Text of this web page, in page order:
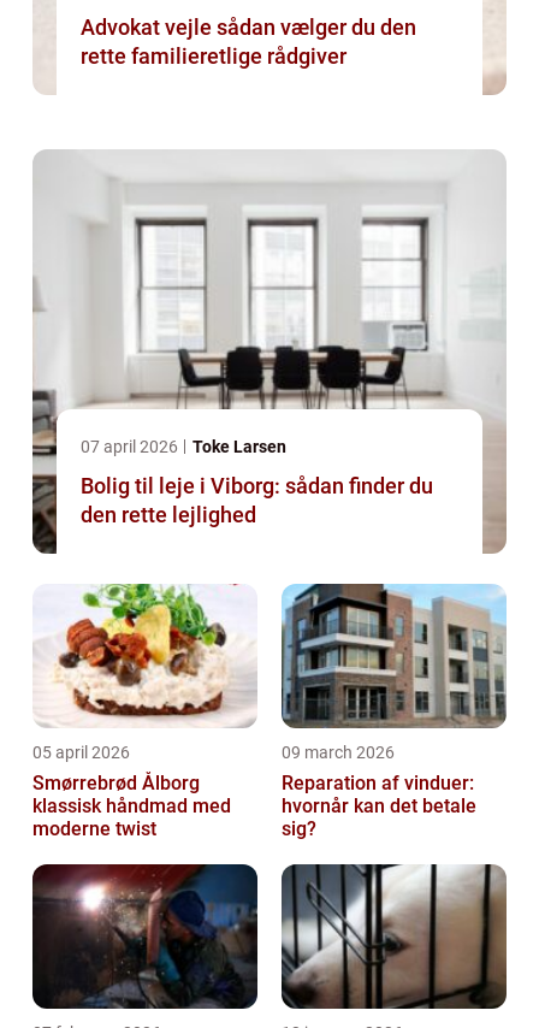
Advokat vejle sådan vælger du den
rette familieretlige rådgiver
07 april 2026 Toke Larsen
Bolig til leje i Viborg: sådan finder du
den rette lejlighed
05 april 2026
Smørrebrød Ålborg
klassisk håndmad med
moderne twist
09 march 2026
Reparation af vinduer:
hvornår kan det betale
sig?